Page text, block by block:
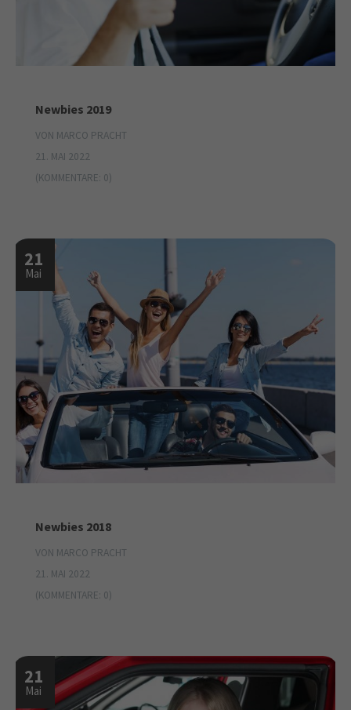
Newbies 2019
VON MARCO PRACHT
21. MAI 2022
(KOMMENTARE: 0)
21
Mai
Newbies 2018
VON MARCO PRACHT
21. MAI 2022
(KOMMENTARE: 0)
21
Mai